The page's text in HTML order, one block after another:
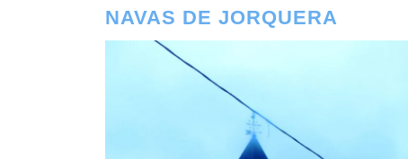
NAVAS DE JORQUERA